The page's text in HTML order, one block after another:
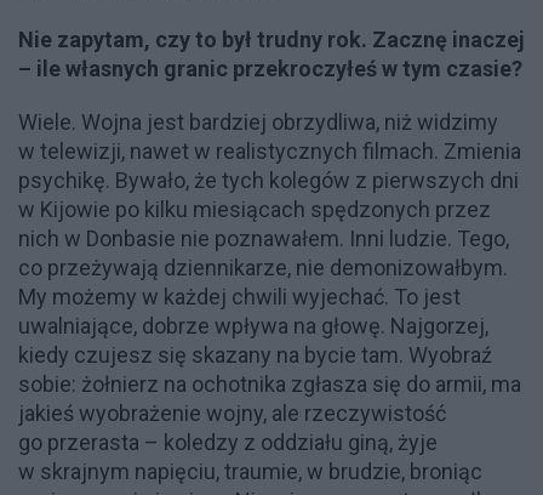
Nie zapytam, czy to był trudny rok. Zacznę inaczej
– ile własnych granic przekroczyłeś w tym czasie?
Wiele. Wojna jest bardziej obrzydliwa, niż widzimy
w telewizji, nawet w realistycznych filmach. Zmienia
psychikę. Bywało, że tych kolegów z pierwszych dni
w Kijowie po kilku miesiącach spędzonych przez
nich w Donbasie nie poznawałem. Inni ludzie. Tego,
co przeżywają dziennikarze, nie demonizowałbym.
My możemy w każdej chwili wyjechać. To jest
uwalniające, dobrze wpływa na głowę. Najgorzej,
kiedy czujesz się skazany na bycie tam. Wyobraź
sobie: żołnierz na ochotnika zgłasza się do armii, ma
jakieś wyobrażenie wojny, ale rzeczywistość
go przerasta – koledzy z oddziału giną, żyje
w skrajnym napięciu, traumie, w brudzie, broniąc